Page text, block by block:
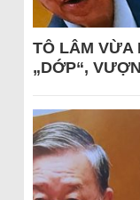
TÔ LÂM VỪA
„DỚP“,